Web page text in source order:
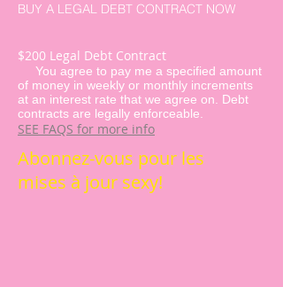
BUY A LEGAL DEBT CONTRACT NOW
$200 Legal Debt Contract
​ You agree to pay me a specified amount
of money in weekly or monthly increments
at an interest rate that we agree on. Debt
contracts are legally enforceable.
SEE FAQS for more info
Abonnez-vous pour les
mises à jour sexy!